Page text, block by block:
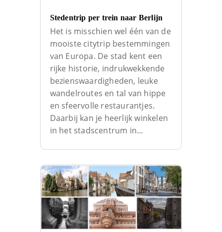
Stedentrip per trein naar Berlijn
Het is misschien wel één van de
mooiste citytrip bestemmingen
van Europa. De stad kent een
rijke historie, indrukwekkende
bezienswaardigheden, leuke
wandelroutes en tal van hippe
en sfeervolle restaurantjes.
Daarbij kan je heerlijk winkelen
in het stadscentrum in…